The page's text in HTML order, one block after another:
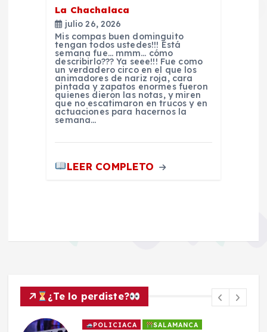
La Chachalaca
julio 26, 2026
Mis compas buen dominguito
tengan todos ustedes!!! Está
semana fue… mmm… cómo
describirlo??? Ya seee!!! Fue como
un verdadero circo en el que los
animadores de nariz roja, cara
pintada y zapatos enormes fueron
quienes dieron las notas, y miren
que no escatimaron en trucos y en
actuaciones para hacernos la
semana…
LEER COMPLETO
¿Te lo perdiste?
SALAMANCA